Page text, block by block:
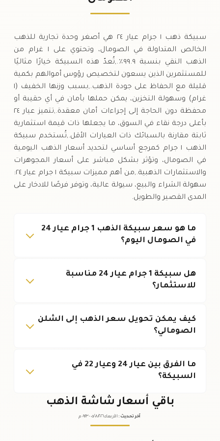
سبيكة ذهب ١ جرام عيار ٢٤ هي أصغر وحدة تجارية للذهب
الخالص المتداولة في الصومال، وتحتوي على ١ غرام من
الذهب النقي بنسبة ٩٩.٩٪.,تُعدّ هذه السبيكة خيارًا مثاليًا
للمستثمرين الذين يسعون لتخصيص رؤوس أموالهم بكمية
قليلة مع الحفاظ على جودة الذهب.,بسبب وزنها الخفيف (١
غرام) وسهولة التخزين، يمكن حملها بأمان في أي حقيبة أو
محفظة دون الحاجة إلى إجراءات أمان معقدة.,تتميز عيار ٢٤
بأعلى درجة نقاء في السوق، ما يجعلها ذات قيمة استثمارية
ثابتة مقارنة بالسبائك ذات العيارات الأقل.,تُستخدم سبيكة
الذهب ١ جرام كمرجع أساسي لتحديد أسعار الذهب اليومية
في الصومال، وتؤثر بشكل مباشر على أسعار المجوهرات
والاستثمارات الذهبية.,من أهم مميزات سبيكة ١ جرام عيار ٢٤:
سهولة الشراء والبيع، سيولة عالية، وتوفر فرصًا للادخار على
المدى القصير والطويل.
ما هو سعر سبيكة الذهب 1 جرام عيار 24
في الصومال اليوم؟
هل سبيكة 1 جرام عيار 24 مناسبة
للاستثمار؟
كيف يمكن تحويل سعر الذهب إلى الشلن
الصومالي؟
ما الفرق بين عيار 24 وعيار 22 في
السبيكة؟
باقي أسعار شاشة الذهب
آخر تحديث : الأربعاء ٠٥ /٠٨/٢٠٢٦ - ٠٩:٢٣م